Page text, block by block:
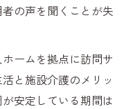
の声を聞くことが失
ームを拠点に訪問サ
と施設介護のメリッ
安定している期間は